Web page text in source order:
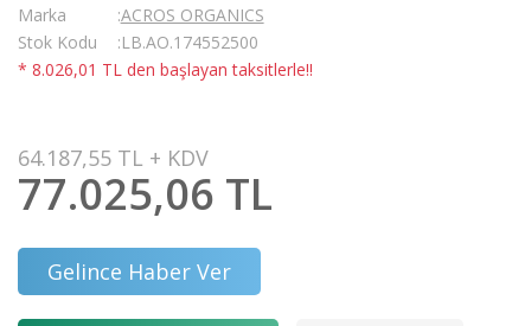
Marka
ACROS ORGANICS
Stok Kodu
LB.AO.174552500
* 8.026,01 TL den başlayan taksitlerle!!
64.187,55 TL + KDV
77.025,06 TL
Gelince Haber Ver